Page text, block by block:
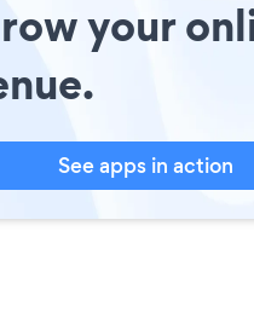
your
See apps in action